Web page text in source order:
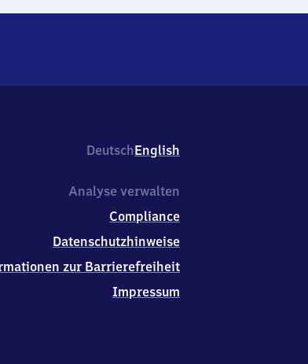
DeutschEnglish
Analyse verwalten
Compliance
Datenschutzhinweise
zur Barrierefreiheit
Impressum